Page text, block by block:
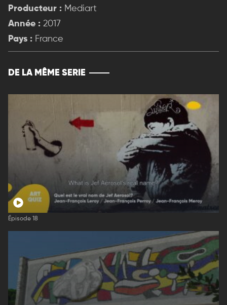
Producteur : Mediart
Année : 2017
Pays : France
DE LA MÊME SERIE
Épisode 18